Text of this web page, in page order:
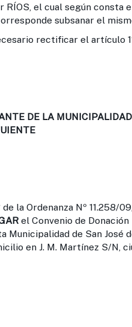
el cual según consta
subsanar el
rectificar el artículo 1º
DE LA
la Ordenanza Nº 11.258/
el Convenio de
Municipalidad de San José
en J. M. Martínez S/N,